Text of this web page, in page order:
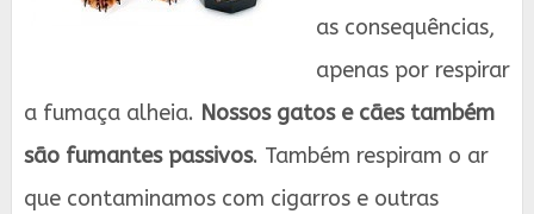
as consequências,
apenas por respirar
a fumaça alheia. Nossos gatos e cães também
são fumantes passivos. Também respiram o ar
que contaminamos com cigarros e outras